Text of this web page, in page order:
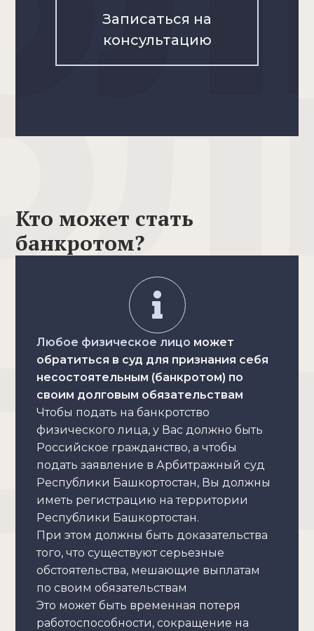
Записаться на
консультацию
Кто может стать
банкротом?
Любое физическое лицо может
обратиться в суд для признания себя
несостоятельным (банкротом) по
своим долговым обязательствам
Чтобы подать на банкротство
физического лица, у Вас должно быть
Российское гражданство, а чтобы
подать заявление в Арбитражный суд
Республики Башкортостан, Вы должны
иметь регистрацию на территории
Республики Башкортостан.
При этом должны быть доказательства
того, что существуют серьезные
обстоятельства, мешающие выплатам
по своим обязательствам
Это может быть временная потеря
работоспособности, сокращение на